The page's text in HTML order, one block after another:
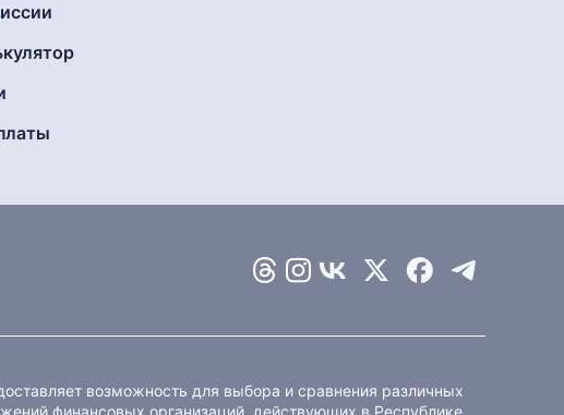
возможность для выбора и сравнения различных
финансовых организаций, действующих в Республике